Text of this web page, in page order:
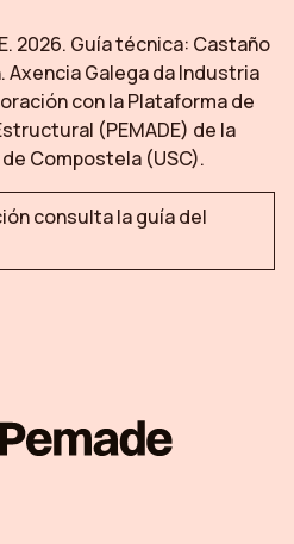
2026. Guía técnica: Castaño
. Axencia Galega da Industria
con la Plataforma de
(PEMADE) de la
Compostela (USC).
consulta la guía del